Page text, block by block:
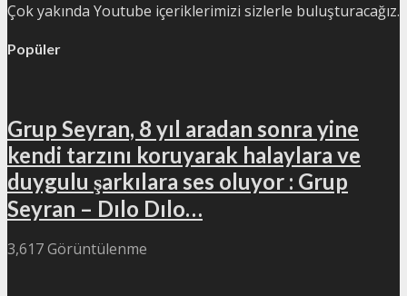
Çok yakında Youtube içeriklerimizi sizlerle buluşturacağız.
Popüler
Grup Seyran, 8 yıl aradan sonra yine
kendi tarzını koruyarak halaylara ve
duygulu şarkılara ses oluyor : Grup
Seyran – Dılo Dılo…
3,617 Görüntülenme